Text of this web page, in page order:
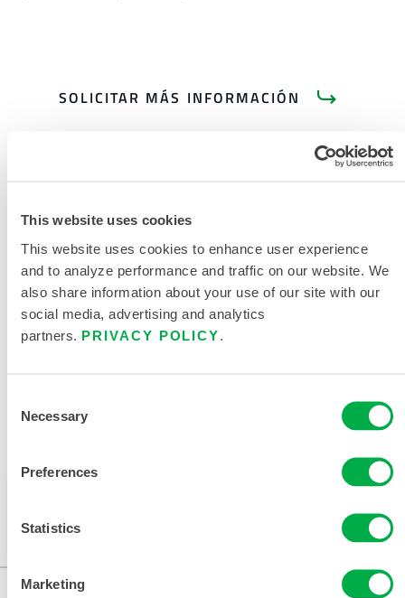
This website uses cookies
This website uses cookies to enhance user experience
and to analyze performance and traffic on our website. We
also share information about your use of our site with our
social media, advertising and analytics
partners. PRIVACY POLICY
Selection
Necessary
Preferences
Statistics
Marketing
SOLICITAR MÁS INFORMACIÓN
DOCUMENTACIÓN DEL
PRODUCTO
DOCUMENTOS RELACIONADOS
Disponible en estas regiones de venta: AMÉRICA DEL SUR.
cambiar su región en la parte superior de la página.